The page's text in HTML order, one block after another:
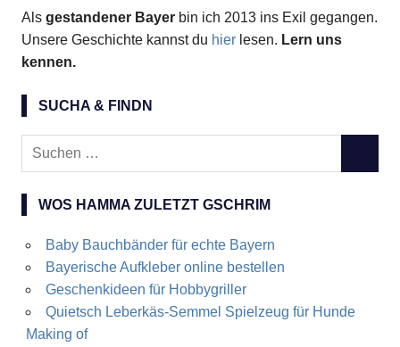
Als gestandener Bayer bin ich 2013 ins Exil gegangen.
Unsere Geschichte kannst du hier lesen. Lern uns
kennen.
SUCHA & FINDN
Suchen
WOS HAMMA ZULETZT GSCHRIM
Baby Bauchbänder für echte Bayern
Bayerische Aufkleber online bestellen
Geschenkideen für Hobbygriller
Quietsch Leberkäs-Semmel Spielzeug für Hunde
Making of